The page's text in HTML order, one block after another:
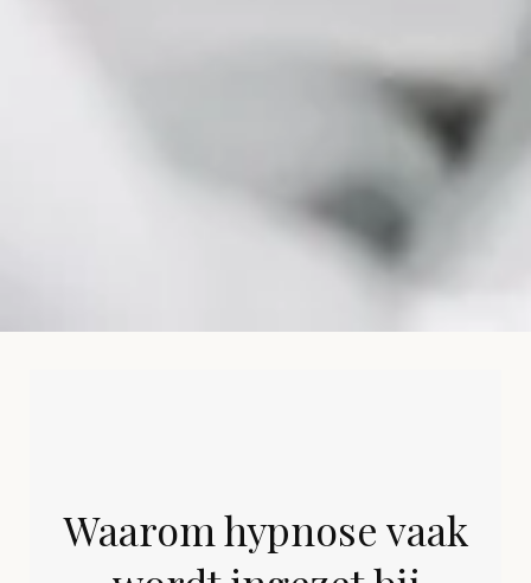
Waarom hypnose vaak